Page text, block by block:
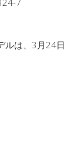
ルは、3月24日